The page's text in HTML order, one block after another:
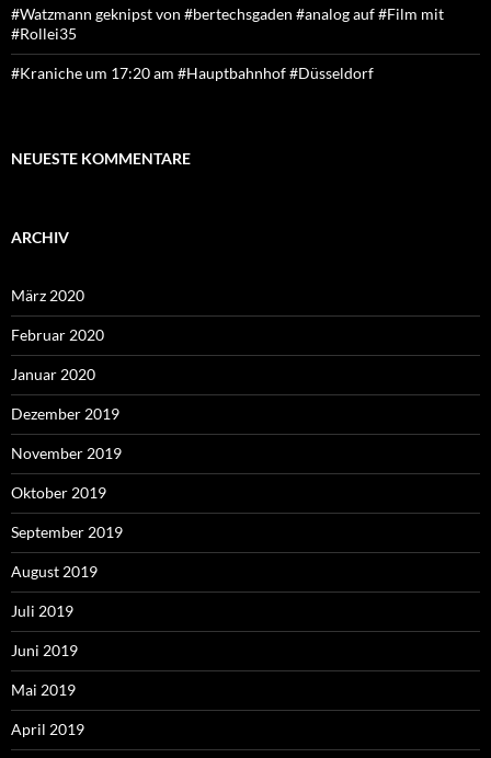
#Watzmann geknipst von #bertechsgaden #analog auf #Film mit
#Rollei35
#Kraniche um 17:20 am #Hauptbahnhof #Düsseldorf
NEUESTE KOMMENTARE
ARCHIV
März 2020
Februar 2020
Januar 2020
Dezember 2019
November 2019
Oktober 2019
September 2019
August 2019
Juli 2019
Juni 2019
Mai 2019
April 2019